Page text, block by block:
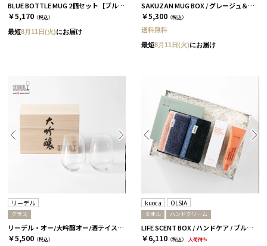
BLUE BOTTLE MUG 2個セット［ブルーボトルコーヒー］
￥5,170 （税込）
最短8月11日(火)にお届け
SAKUZAN MUG BOX / グレージュ＆コーラルベージュ［サクザン×HYACCA］
￥5,300 （税込）
送料無料
最短8月11日(火)にお届け
リーデル
グラス
リーデル・オー/大吟醸オー/酒テイスター ペア 木箱入り［リーデル］
￥5,500 （税込）
kuoca OLSIA
タオル ハンドクリーム
LIFE SCENT BOX / ハンドケア / ブルー＆ピンク
￥6,110 （税込） 入荷待ち